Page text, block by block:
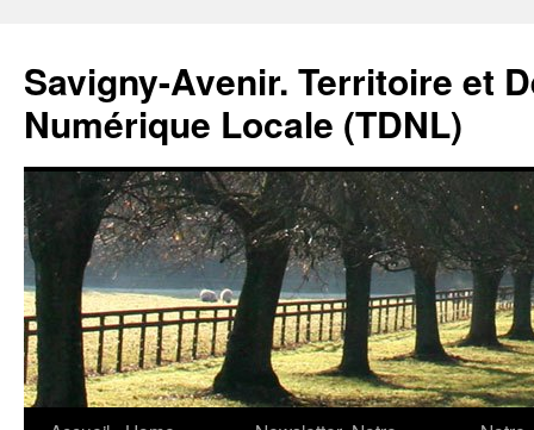
Savigny-Avenir. Territoire et
Numérique Locale (TDNL)